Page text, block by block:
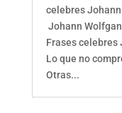
celebres
Johann
Frases celebres
Lo que no
Otras...